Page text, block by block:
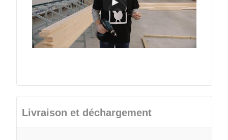
Livraison et déchargement